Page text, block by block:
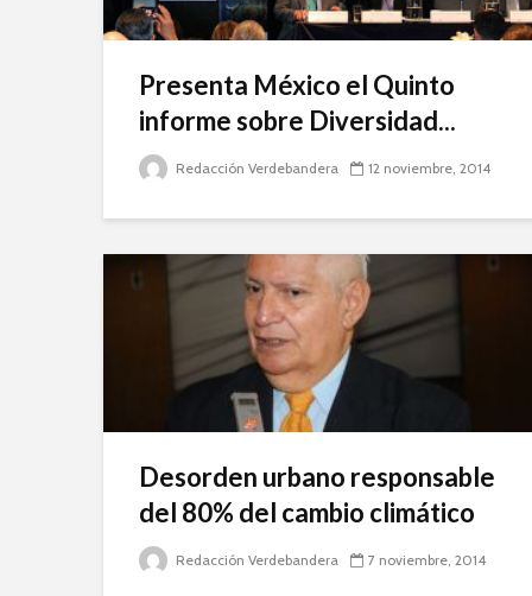
Presenta México el Quinto
informe sobre Diversidad...
Redacción Verdebandera 12 noviembre, 2014
Desorden urbano responsable
del 80% del cambio climático
Redacción Verdebandera 7 noviembre, 2014